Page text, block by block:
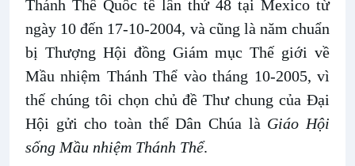
Thánh Thể Quốc tế lần thứ 48 tại Mexico từ
ngày 10 đến 17-10-2004, và cũng là năm chuẩn
bị Thượng Hội đồng Giám mục Thế giới về
Mầu nhiệm Thánh Thể vào tháng 10-2005, vì
thế chúng tôi chọn chủ đề Thư chung của Đại
Hội gửi cho toàn thể Dân Chúa là Giáo Hội
sống Mầu nhiệm Thánh Thể.